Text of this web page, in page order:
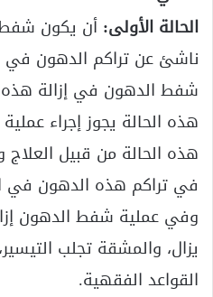
الحالة الأولى: أن يكون
ناشئ عن تراكم الدهون
شفط الدهون في إزالة هذه
هذه الحالة يجوز إجراء
هذه الحالة من قبيل العلاج
في تراكم هذه الدهون في
وفي عملية شفط الدهون
يزال، والمشقة تجلب
القواعد الفقهية.